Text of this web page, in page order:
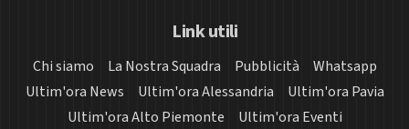
Link utili
Chi siamo La Nostra Squadra Pubblicità
Whatsapp
Ultim'ora News
Ultim'ora Alessandria
Ultim'ora Pavia
Ultim'ora Alto Piemonte
Ultim'ora Eventi